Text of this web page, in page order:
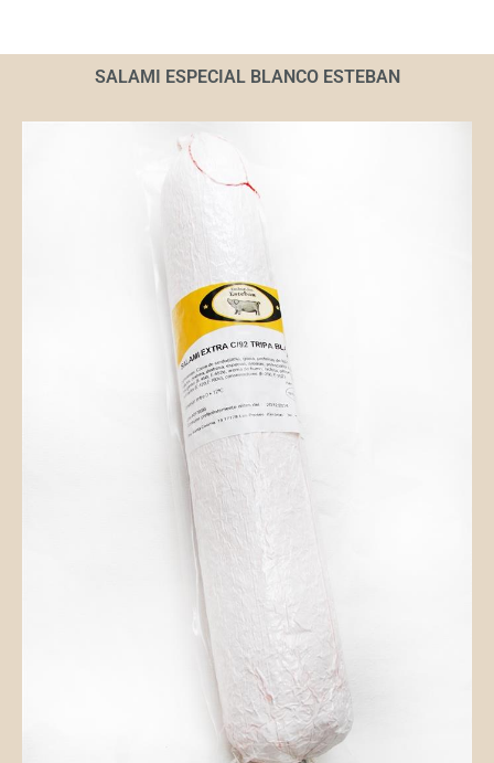
SALAMI ESPECIAL BLANCO ESTEBAN